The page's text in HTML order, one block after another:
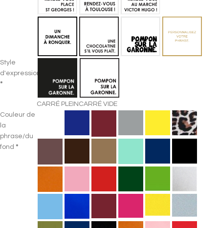
Style
d'expression
*
CARRÉ PLEINCARRÉ VIDE
Couleur de
la
phrase/du
fond *